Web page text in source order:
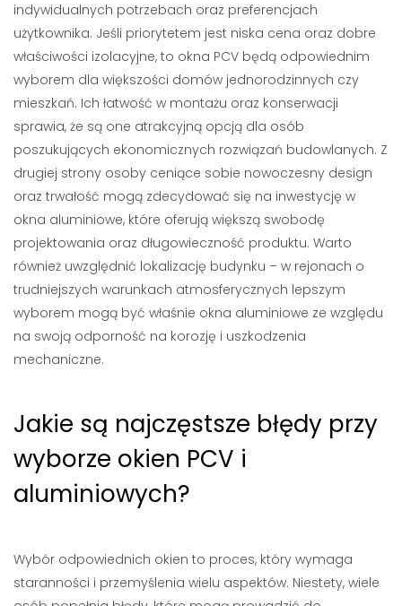
indywidualnych potrzebach oraz preferencjach
użytkownika. Jeśli priorytetem jest niska cena oraz dobre
właściwości izolacyjne, to okna PCV będą odpowiednim
wyborem dla większości domów jednorodzinnych czy
mieszkań. Ich łatwość w montażu oraz konserwacji
sprawia, że są one atrakcyjną opcją dla osób
poszukujących ekonomicznych rozwiązań budowlanych. Z
drugiej strony osoby ceniące sobie nowoczesny design
oraz trwałość mogą zdecydować się na inwestycję w
okna aluminiowe, które oferują większą swobodę
projektowania oraz długowieczność produktu. Warto
również uwzględnić lokalizację budynku – w rejonach o
trudniejszych warunkach atmosferycznych lepszym
wyborem mogą być właśnie okna aluminiowe ze względu
na swoją odporność na korozję i uszkodzenia
mechaniczne.
Jakie są najczęstsze błędy przy
wyborze okien PCV i
aluminiowych?
Wybór odpowiednich okien to proces, który wymaga
staranności i przemyślenia wielu aspektów. Niestety, wiele